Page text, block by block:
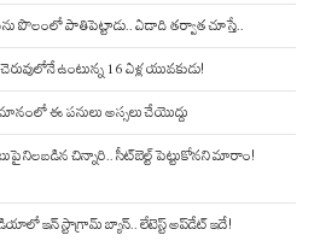
పొలంలో పాతిపెట్టాడు.. ఏడాది తర్వాత చూస్తే..
ఉంటున్న 16 ఏళ్ల యువకుడు!
ఈ పనులు అస్సలు చేయొద్దు
నిలబడిన చిన్నారి.. సీట్‌బెల్ట్ పెట్టుకోనని మారాం!
ఇన్ స్టాగ్రామ్ బ్యాన్.. లేటెస్ట్ అప్‌డేట్‌ ఇదే!